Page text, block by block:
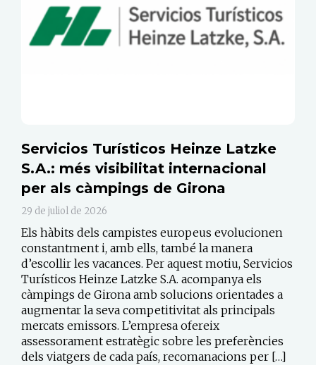
Servicios Turísticos Heinze Latzke
S.A.: més visibilitat internacional
per als càmpings de Girona
29 de juliol de 2026
Els hàbits dels campistes europeus evolucionen
constantment i, amb ells, també la manera
d’escollir les vacances. Per aquest motiu, Servicios
Turísticos Heinze Latzke S.A. acompanya els
càmpings de Girona amb solucions orientades a
augmentar la seva competitivitat als principals
mercats emissors. L’empresa ofereix
assessorament estratègic sobre les preferències
dels viatgers de cada país, recomanacions per […]